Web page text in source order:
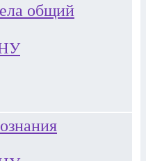
общий